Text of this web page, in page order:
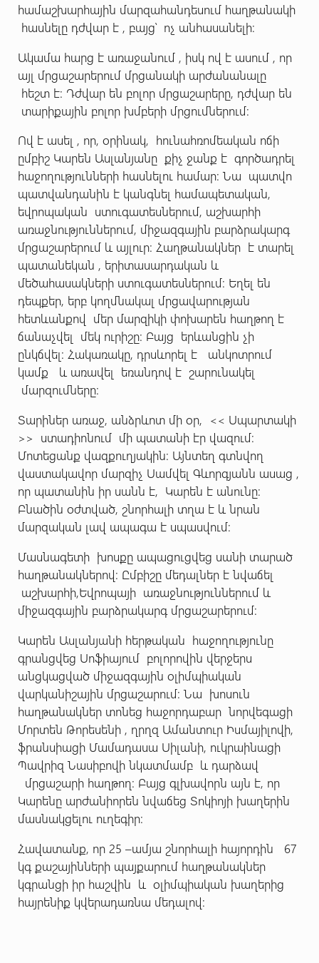
համաշխարհային մարզահանդեսում հաղթանակի
հասնելը դժվար է , բայց՝ ոչ անհասանելի:
Ակամա հարց է առաջանում , իսկ ով է ասում , որ
այլ մրցաշարերում մրցանակի արժանանալը
հեշտ է: Դժվար են բոլոր մրցաշարերը, դժվար են
տարիքային բոլոր խմբերի մրցումներում:
Ով է ասել , որ, օրինակ, հունահռոմեական ոճի
ըմբիշ Կարեն Ասլանյանը քիչ ջանք է գործադրել
հաջողությունների հասնելու համար: Նա պատվո
պատվանդանին է կանգնել համապետական,
եվրոպական ստուգատեսներում, աշխարհի
առաջնություններում, միջազգային բարձրակարգ
մրցաշարերում և այլուր: Հաղթանակներ է տարել
պատանեկան , երիտասարդական և
մեծահասակների ստուգատեսներում: Եղել են
դեպքեր, երբ կողմնակալ մրցավարության
հետևանքով մեր մարզիկի փոխարեն հաղթող է
ճանաչվել մեկ ուրիշը: Բայց երևանցին չի
ընկճվել: Հակառակը, դրսևորել է անկոտրում
կամք և առավել եռանդով է շարունակել
մարզումները:
Տարիներ առաջ, անձրևոտ մի օր, << Սպարտակի
>> ստադիոնում մի պատանի էր վազում:
Մոտեցանք վազքուղյակին: Այնտեղ գտնվող
վաստակավոր մարզիչ Սամվել Գևորգյանն ասաց ,
որ պատանին իր սանն է, Կարեն է անունը:
Բնածին օժտված, շնորհալի տղա է և նրան
մարզական լավ ապագա է սպասվում:
Մասնագետի խոսքը ապացուցվեց սանի տարած
հաղթանակներով: Ըմբիշը մեդալներ է նվաճել
աշխարհի,Եվրոպայի առաջնություններում և
միջազգային բարձրակարգ մրցաշարերում:
Կարեն Ասլանյանի հերթական հաջողությունը
գրանցվեց Սոֆիայում բոլորովին վերջերս
անցկացված միջազգային օլիմպիական
վարկանիշային մրցաշարում: Նա խոսուն
հաղթանակներ տոնեց հաջորդաբար նորվեգացի
Մորտեն Թորեսենի , ղրղզ Ամանտուր Իսմայիլովի,
ֆրանսիացի Մամադասա Սիլանի, ուկրաինացի
Պավրիզ Նասիբովի նկատմամբ և դարձավ
մրցաշարի հաղթող: Բայց գլխավորն այն է, որ
Կարենը արժանիորեն նվաճեց Տոկիոյի խաղերին
մասնակցելու ուղեգիր:
Հավատանք, որ 25 –ամյա շնորհալի հայորդին 67
կգ քաշայինների պայքարում հաղթանակներ
կգրանցի իր հաշվին և օլիմպիական խաղերից
հայրենիք կվերադառնա մեդալով: